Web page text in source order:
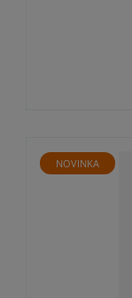
NOVINKA